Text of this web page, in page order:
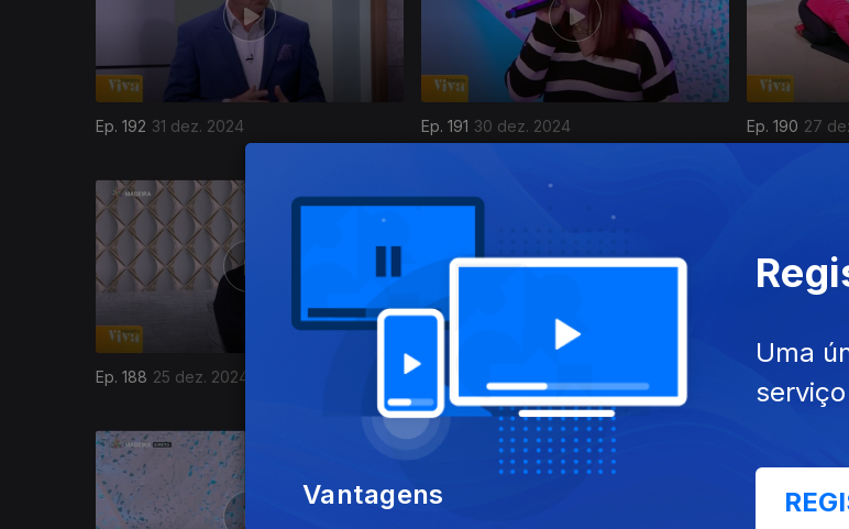
Ep. 192 31 dez. 2024 Ep. 191 30 dez. 2024 Ep. 190 27
Ep. 188 25 dez. 2024
816628
Vantagens
Uma